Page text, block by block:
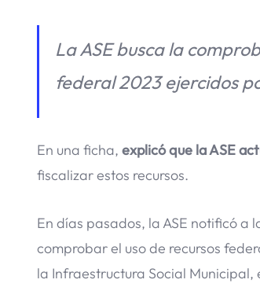
La ASE busca la
federal 2023 ejercidos
En una ficha, explicó que la ASE
fiscalizar estos recursos.
En días pasados, la ASE notificó a
comprobar el uso de recursos
la Infraestructura Social Municipal,